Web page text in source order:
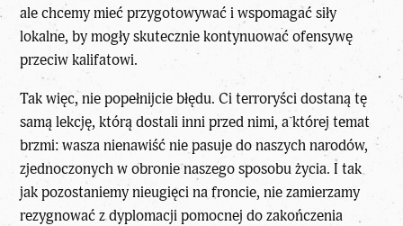
ale chcemy mieć przygotowywać i wspomagać siły
lokalne, by mogły skutecznie kontynuować ofensywę
przeciw kalifatowi.
Tak więc, nie popełnijcie błędu. Ci terroryści dostaną tę
samą lekcję, którą dostali inni przed nimi, a której temat
brzmi: wasza nienawiść nie pasuje do naszych narodów,
zjednoczonych w obronie naszego sposobu życia. I tak
jak pozostaniemy nieugięci na froncie, nie zamierzamy
rezygnować z dyplomacji pomocnej do zakończenia